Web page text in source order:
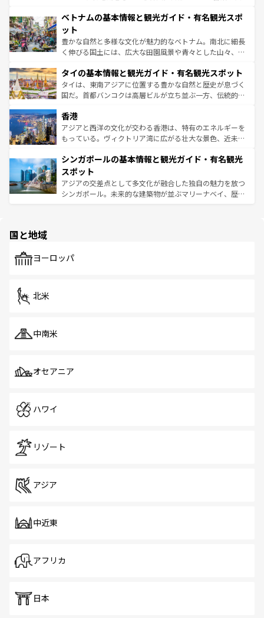
参照してほしい。
容にもいいと評判のスイーツなど、バラエティ豊かな料理
照してほしい。
き、地方に足を延ばせば四季折々の自然美を楽しむことが
できる。そして、キムチや焼肉、絶品のストリートフード
まで、さまざまな韓国料理が待っている。夜には、韓国な
らではのナイトライフも堪能できる。あたたかいホスピタ
わってみてほしい。 なお、新着の韓国情報はコンテンツ一
覧 を参照してほしい。
ベトナムの基本情報と観光ガイド・有名観光スポ
ット
豊かな自然と多様な文化が魅力的なベトナム。南北に細長
く伸びる国土には、広大な田園風景や青々とした山々、世
急速な発展と共に伝統が息づく。ハノイの古い町並みやホ
ーチミン市のフランス統治時代の建物も、独特の雰囲気を
醸し出している。また、バラエティの豊かさとおいしさで
とつ。フォーやバインミー、ベトナムコーヒーなどは、ぜ
ひ現地で味わいたい。どの地域を訪れてもあたたかい人々
が旅行者を迎えてくれるので、きっと忘れられない旅にな
参照してほしい。
タイの基本情報と観光ガイド・有名観光スポット
タイは、東南アジアに位置する豊かな自然と歴史が息づく
国だ。首都バンコクは高層ビルが立ち並ぶ一方、伝統的な
の活気が交差している。北部ではチェンマイなどの山岳地
帯で自然と触れ合い、南部ではプーケットやクラビの美し
いビーチでリゾート気分を楽しむことができる。タイ料理
激する。気候は一年中温暖で、どの季節にも異なる楽しみ
が待っている。親しみやすいタイの人々、仏教を中心とし
た文化、そして多様な観光資源が、訪れる旅人を魅了し続
ける。 なお、新着のタイ情報はコンテンツ一覧を参照して
香港
アジアと西洋の文化が交わる香港は、特有のエネルギーを
もっている。ヴィクトリア湾に広がる壮大な景色、近未来
み、どこを訪れても感動するはず。観光スポットが密集し
ており、効率よく見どころを回れるのも魅力。息をのむよ
うな絶景から文化的な体験まで、香港を存分に楽しみ尽く
そう。 なお、新着の香港情報はコンテンツ一覧を参照して
シンガポールの基本情報と観光ガイド・有名観光
スポット
アジアの交差点として多文化が融合した独自の魅力を放つ
シンガポール。未来的な建築物が並ぶマリーナベイ、歴史
で、ホーカーズは地元の風情を楽しめる外せないスポット
国と地域
ヨーロッパ
北米
中南米
オセアニア
ハワイ
リゾート
アジア
中近東
アフリカ
日本